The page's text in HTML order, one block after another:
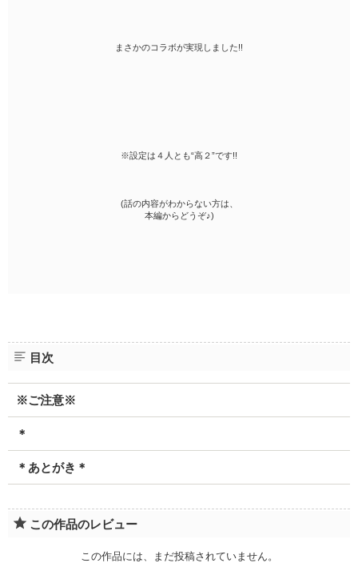
まさかのコラボが実現しました!!
※設定は４人とも“高２”です!!
(話の内容がわからない方は、
本編からどうぞ♪)
目次
※ご注意※
＊
＊あとがき＊
この作品のレビュー
この作品には、まだ投稿されていません。